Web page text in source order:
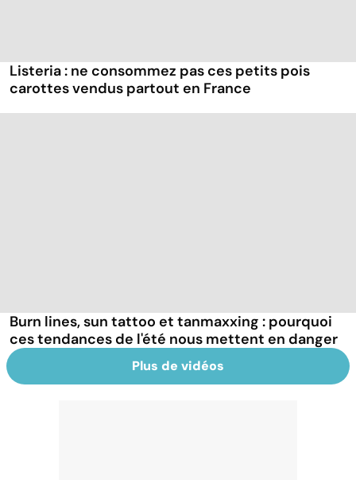
Listeria : ne consommez pas ces petits pois
carottes vendus partout en France
Burn lines, sun tattoo et tanmaxxing : pourquoi
ces tendances de l'été nous mettent en danger
Plus de vidéos